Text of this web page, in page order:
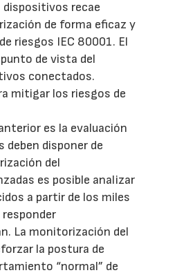
recae
de forma eficaz y
riesgos IEC 80001. El
de vista del
conectados.
mitigar los riesgos de
es la evaluación
deben disponer de
del
es posible analizar
a partir de los miles
La monitorización del
la postura de
“normal” de